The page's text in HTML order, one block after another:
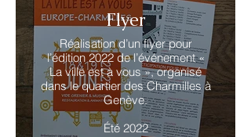
Flyer
Réalisation d’un flyer pour
l’édition 2022 de l’événement «
La ville est à vous », organisé
dans le quartier des Charmilles à
Genève.
Été 2022